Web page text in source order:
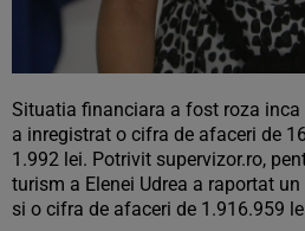
Situatia financiara a fost roza
a inregistrat o cifra de afaceri de
1.992 lei. Potrivit supervizor.ro,
turism a Elenei Udrea a raportat
si o cifra de afaceri de 1.916.959